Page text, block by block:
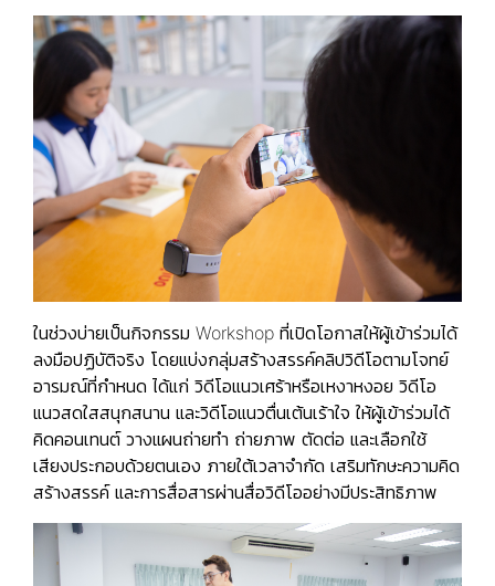
ในช่วงบ่ายเป็นกิจกรรม Workshop ที่เปิดโอกาสให้ผู้เข้าร่วมได้
ลงมือปฏิบัติจริง โดยแบ่งกลุ่มสร้างสรรค์คลิปวิดีโอตามโจทย์
อารมณ์ที่กำหนด ได้แก่ วิดีโอแนวเศร้าหรือเหงาหงอย วิดีโอ
แนวสดใสสนุกสนาน และวิดีโอแนวตื่นเต้นเร้าใจ ให้ผู้เข้าร่วมได้
คิดคอนเทนต์ วางแผนถ่ายทำ ถ่ายภาพ ตัดต่อ และเลือกใช้
เสียงประกอบด้วยตนเอง ภายใต้เวลาจำกัด เสริมทักษะความคิด
สร้างสรรค์ และการสื่อสารผ่านสื่อวิดีโออย่างมีประสิทธิภาพ